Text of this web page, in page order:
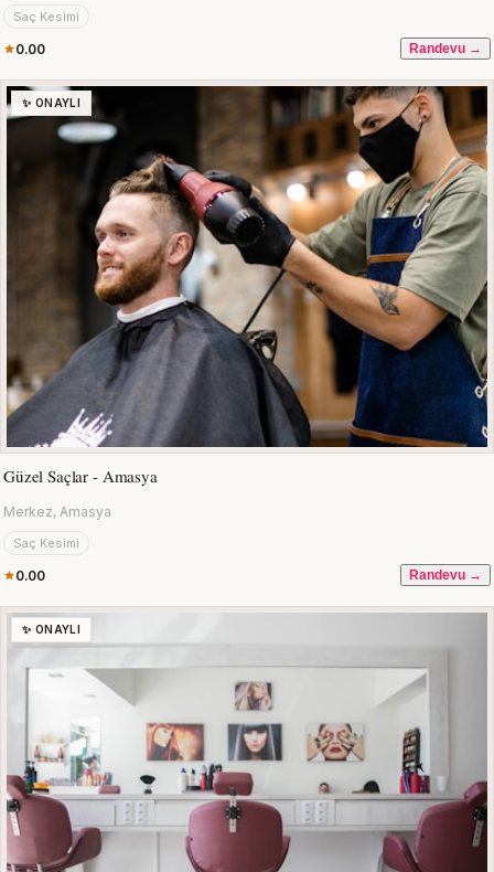
Saç Kesimi
0.00 Randevu →
✨ ONAYLI
Güzel Saçlar - Amasya
Merkez, Amasya
Saç Kesimi
0.00 Randevu →
✨ ONAYLI